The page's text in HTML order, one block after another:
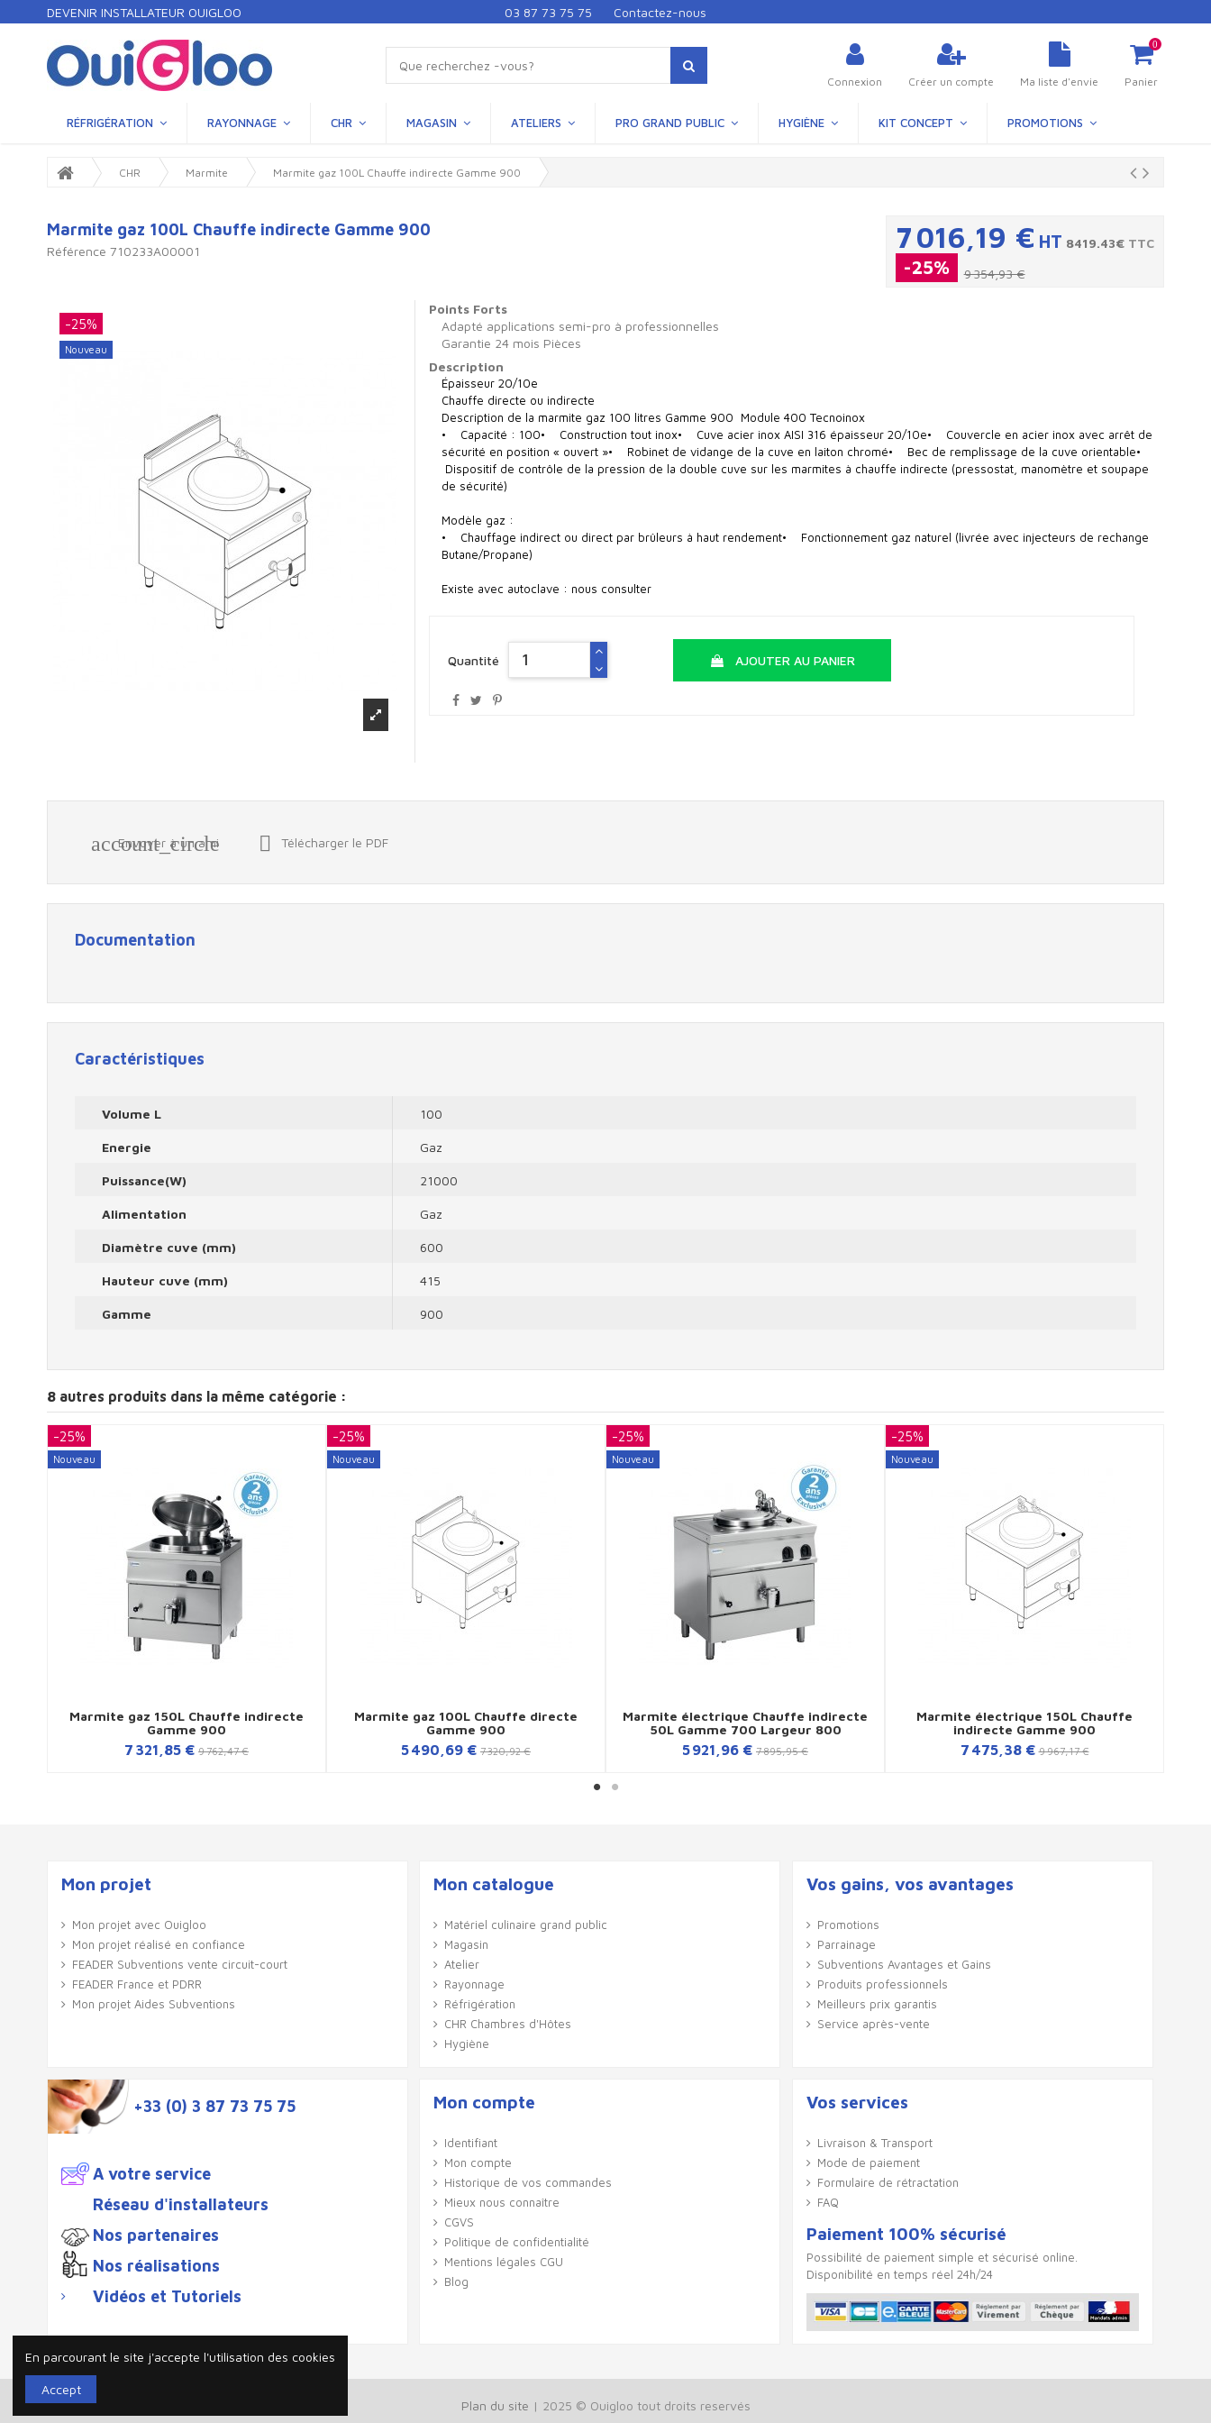
DEVENIR INSTALLATEUR OUIGLOO 03 87 73 75 75 Contactez-nous
Connexion Créer un compte Ma liste d'envie
0
Panier
RÉFRIGÉRATION RAYONNAGE CHR MAGASIN ATELIERS PRO GRAND PUBLIC HYGIÈNE KIT CONCEPT PROMOTIONS
CHR Marmite Marmite gaz 100L Chauffe indirecte Gamme 900
Marmite gaz 100L Chauffe indirecte Gamme 900
Référence 710233A00001 7 016,19 € HT 8419.43€ TTC
-25% 9 354,93 €
-25%
Nouveau
Points Forts
Adapté applications semi-pro à professionnelles
Garantie 24 mois Pièces
Description
Épaisseur 20/10e
Chauffe directe ou indirecte
Description de la marmite gaz 100 litres Gamme 900 Module 400 Tecnoinox
• Capacité : 100• Construction tout inox• Cuve acier inox AISI 316 épaisseur 20/10e• Couvercle en acier inox avec arrêt de
sécurité en position « ouvert »• Robinet de vidange de la cuve en laiton chromé• Bec de remplissage de la cuve orientable•
Dispositif de contrôle de la pression de la double cuve sur les marmites à chauffe indirecte (pressostat, manomètre et soupape
de sécurité)
Modèle gaz :
• Chauffage indirect ou direct par brûleurs à haut rendement• Fonctionnement gaz naturel (livrée avec injecteurs de rechange
Butane/Propane)
Existe avec autoclave : nous consulter
Quantité AJOUTER AU PANIER
account_circle
Envoyer à un ami  Télécharger le PDF
Documentation
Caractéristiques
Volume L 100
Energie Gaz
Puissance(W) 21000
Alimentation Gaz
Diamètre cuve (mm) 600
Hauteur cuve (mm) 415
Gamme 900
8 autres produits dans la même catégorie :
-25%
Nouveau
Marmite gaz 150L Chauffe indirecte
Gamme 900
7 321,85 € 9 762,47 €
-25%
Nouveau
Marmite gaz 100L Chauffe directe
Gamme 900
5 490,69 € 7 320,92 €
-25%
Nouveau
Marmite électrique Chauffe indirecte
50L Gamme 700 Largeur 800
5 921,96 € 7 895,95 €
-25%
Nouveau
Marmite électrique 150L Chauffe
indirecte Gamme 900
7 475,38 € 9 967,17 €
Mon projet
Mon projet avec Ouigloo
Mon projet réalisé en confiance
FEADER Subventions vente circuit-court
FEADER France et PDRR
Mon projet Aides Subventions
Mon catalogue
Matériel culinaire grand public
Magasin
Atelier
Rayonnage
Réfrigération
CHR Chambres d'Hôtes
Hygiène
Vos gains, vos avantages
Promotions
Parrainage
Subventions Avantages et Gains
Produits professionnels
Meilleurs prix garantis
Service après-vente
+33 (0) 3 87 73 75 75
A votre service
Réseau d'installateurs
Nos partenaires
Nos réalisations
Vidéos et Tutoriels
Mon compte
Identifiant
Mon compte
Historique de vos commandes
Mieux nous connaître
CGVS
Politique de confidentialité
Mentions légales CGU
Blog
Vos services
Livraison & Transport
Mode de paiement
Formulaire de rétractation
FAQ
Paiement 100% sécurisé
Possibilité de paiement simple et sécurisé online.
Disponibilité en temps réel 24h/24
Plan du site | 2025 © Ouigloo tout droits reservés
En parcourant le site j'accepte l'utilisation des cookies
Accept